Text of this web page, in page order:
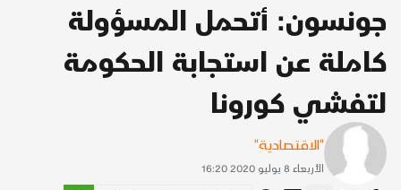
جونسون: أتحمل المسؤولة
كاملة عن استجابة الحكومة
لتفشي كورونا
"الاقتصادية"
الأربعاء 8 يوليو 2020 16:20